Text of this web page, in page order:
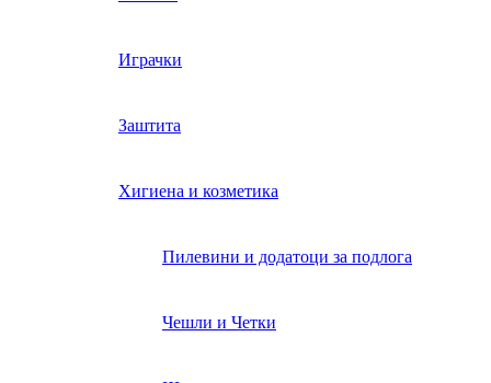
Играчки
Заштита
Хигиена и козметика
Пилевини и додатоци за подлога
Чешли и Четки